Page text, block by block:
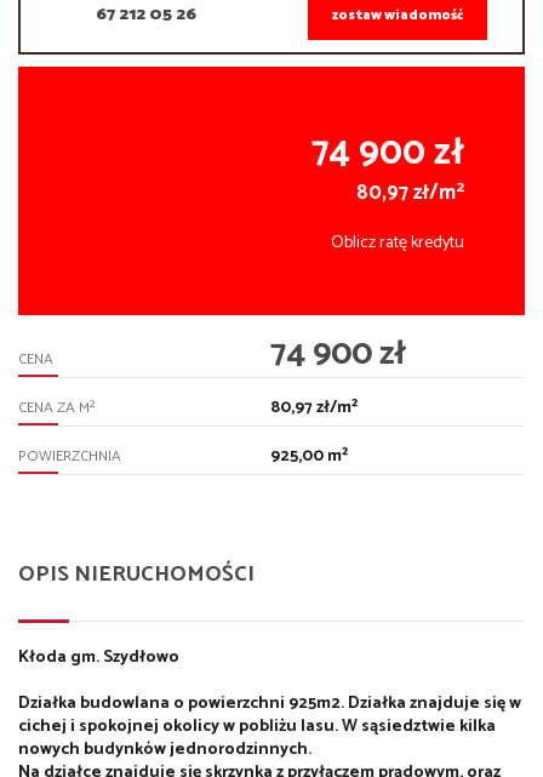
67 212 05 26 zostaw wiadomość
74 900 zł
80,97 zł/m2
Oblicz ratę kredytu
CENA 74 900 zł
CENA ZA M2 80,97 zł/m²
POWIERZCHNIA 925,00 m²
OPIS NIERUCHOMOŚCI
Kłoda gm. Szydłowo
Działka budowlana o powierzchni 925m2. Działka znajduje się w
cichej i spokojnej okolicy w pobliżu lasu. W sąsiedztwie kilka
nowych budynków jednorodzinnych.